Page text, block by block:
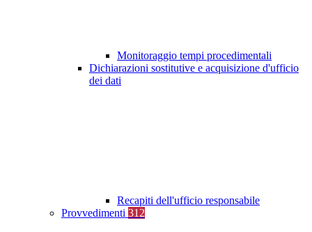
Monitoraggio tempi procedimentali
Dichiarazioni sostitutive e acquisizione d'ufficio
dei dati
Recapiti dell'ufficio responsabile
Provvedimenti 312